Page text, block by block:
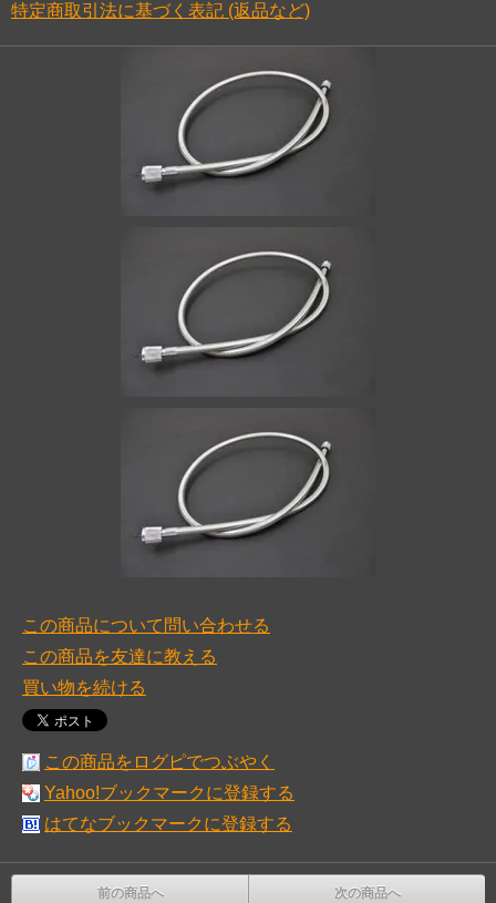
特定商取引法に基づく表記 (返品など)
この商品について問い合わせる
この商品を友達に教える
買い物を続ける
この商品をログピでつぶやく
Yahoo!ブックマークに登録する
はてなブックマークに登録する
前の商品へ 次の商品へ